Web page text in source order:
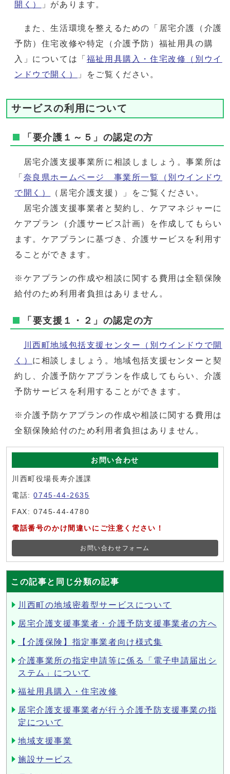
開く） 」があります。
また、生活環境を整えるための「居宅介護（介護
予防）住宅改修や特定（介護予防）福祉用具の購
入」については「 福祉用具購入・住宅改修
（別ウイ
ンドウで開く）
」をご覧ください。
サービスの利用について
「要介護１～５」の認定の方
居宅介護支援事業所に相談しましょう。事業所は
「 奈良県ホームページ 事業所一覧
（別ウインドウ
で開く）
（居宅介護支援）」をご覧ください。
居宅介護支援事業者と契約し、ケアマネジャーに
ケアプラン（介護サービス計画）を作成してもらい
ます。ケアプランに基づき、介護サービスを利用す
ることができます。
※ケアプランの作成や相談に関する費用は全額保険
給付のため利用者負担はありません。
「要支援１・２」の認定の方
川西町地域包括支援センター
（別ウインドウで開
く） に相談しましょう。地域包括支援センターと契
約し、介護予防ケアプランを作成してもらい、介護
予防サービスを利用することができます。
※介護予防ケアプランの作成や相談に関する費用は
全額保険給付のため利用者負担はありません。
お問い合わせ
川西町役場長寿介護課
電話:0745-44-2635
FAX: 0745-44-4780
電話番号のかけ間違いにご注意ください！
お問い合わせフォーム
この記事と同じ分類の記事
川西町の地域密着型サービスについて
居宅介護支援事業者・介護予防支援事業者の方へ
【介護保険】指定事業者向け様式集
介護事業所の指定申請等に係る「電子申請届出シ
ステム」について
福祉用具購入・住宅改修
居宅介護支援事業者が行う介護予防支援事業の指
定について
地域支援事業
施設サービス